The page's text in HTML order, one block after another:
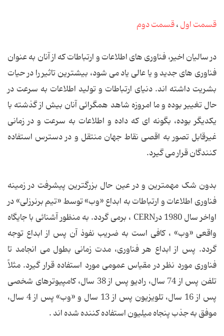
قسمت اول،قسمت دوم
در سالیان اخیر، فناوری های اطلاعات و ارتباطات که از آنان به عنوان
فناوری های جدید و یا عالی یاد می شود، بیشترین تاثیر را در حیات
بشریت داشته اند. دنیای ارتباطات و تولید اطلاعات به سرعت در
حال تغییر بوده و ما امروزه شاهد همگرائی آنان بیش از گذشته با
یکدیگر بوده، بگونه ای که داده و اطلاعات به سرعت و در زمانی
غیرقابل تصور به اقصی نقاط جهان منتقل و در دسترس استفاده
کنندگان قرار می گیرد.
بدون شک مهمترین و در عین حال بزرگترین پیشرفت در زمینه
فناوری اطلاعات و ارتباطات به ابداع «وب» توسط «تیم برنرزلی» در
اواخر سال 1980 درCERN ، برمی گردد. به منظور آشنائی با جایگاه
واقعی «وب» ، کافی است به ضریب نفوذ آن پس از ابداع توجه
گردد. پس از ابداع هر فناوری، مدت زمانی بطول می انجامد تا
فناوری مورد نظر در مقیاس عمومی مورد استفاده قرار گیرد. مثلاً
تلفن پس از 74 سال، رادیو پس از 38 سال، کامپیوترهای شخصی
پس از 16 سال، تلویزیون پس از 13 سال و «وب» پس از 4 سال،
موفق به جذب پنجاه میلیون استفاده کننده شده اند .